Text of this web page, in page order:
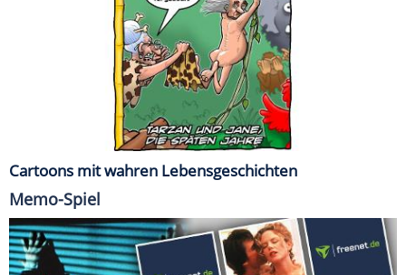
Cartoons mit wahren Lebensgeschichten
Memo-Spiel